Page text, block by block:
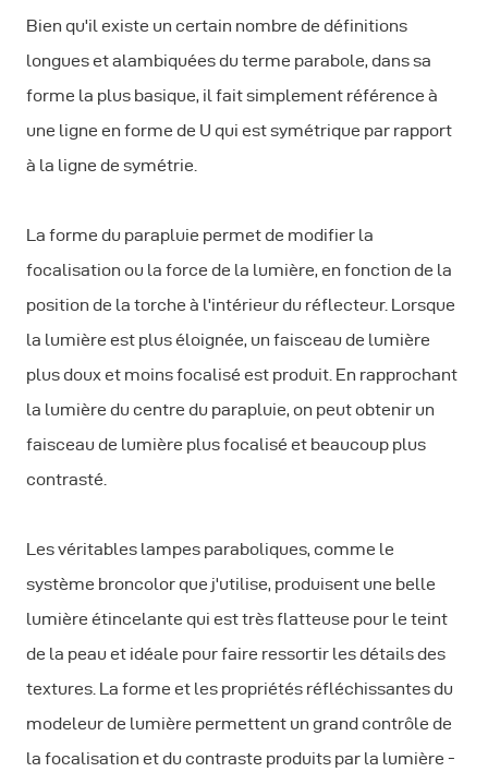
Bien qu'il existe un certain nombre de définitions
longues et alambiquées du terme parabole, dans sa
forme la plus basique, il fait simplement référence à
une ligne en forme de U qui est symétrique par rapport
à la ligne de symétrie.
La forme du parapluie permet de modifier la
focalisation ou la force de la lumière, en fonction de la
position de la torche à l'intérieur du réflecteur. Lorsque
la lumière est plus éloignée, un faisceau de lumière
plus doux et moins focalisé est produit. En rapprochant
la lumière du centre du parapluie, on peut obtenir un
faisceau de lumière plus focalisé et beaucoup plus
contrasté.
Les véritables lampes paraboliques, comme le
système broncolor que j'utilise, produisent une belle
lumière étincelante qui est très flatteuse pour le teint
de la peau et idéale pour faire ressortir les détails des
textures. La forme et les propriétés réfléchissantes du
modeleur de lumière permettent un grand contrôle de
la focalisation et du contraste produits par la lumière -